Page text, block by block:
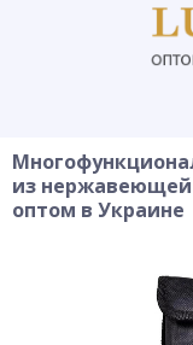
из нержавеющей
оптом в Украине